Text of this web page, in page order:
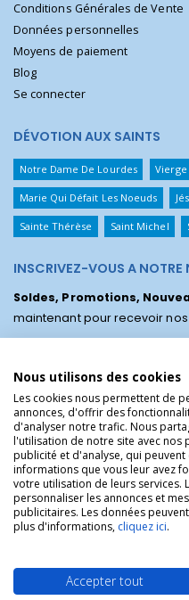
Conditions Générales de Vente
Données personnelles
Moyens de paiement
Blog
Se connecter
DÉVOTION AUX SAINTS
Notre Dame De Lourdes
Marie Qui Défait Les Noeuds
Sainte Thérèse Saint Michel
INSCRIVEZ-VOUS A NOTRE
Soldes, Promotions,
maintenant pour recevoir
La Boutique des Chrétiens © | La
référence !.
Nous utilisons des cookies
Les cookies nous permettent de
annonces, d'offrir des
d'analyser notre trafic. Nous
l'utilisation de notre site avec nos
publicité et d'analyse, qui
informations que vous leur avez
votre utilisation de leurs services.
personnaliser les annonces et
publicitaires. Les données
plus d'informations, cliquez ici.
Accepter tout